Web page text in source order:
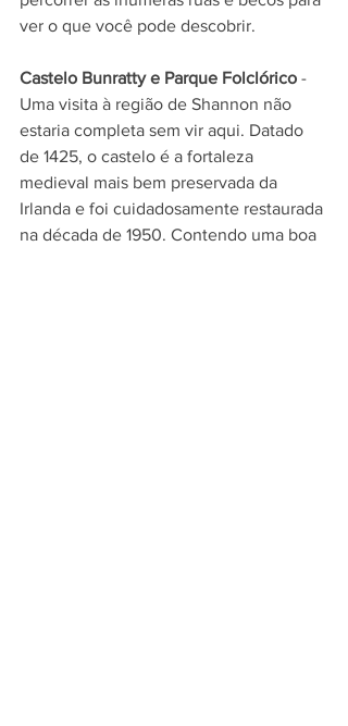
ver o que você pode descobrir.
Castelo Bunratty e Parque Folclórico -
Uma visita à região de Shannon não
estaria completa sem vir aqui. Datado
de 1425, o castelo é a fortaleza
medieval mais bem preservada da
Irlanda e foi cuidadosamente restaurada
na década de 1950. Contendo uma boa